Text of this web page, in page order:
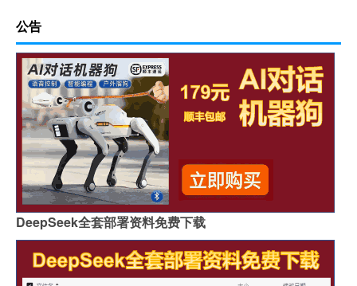
公告
DeepSeek全套部署资料免费下载